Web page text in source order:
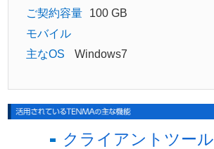
ご契約容量
100 GB
モバイル
主なOS
Windows7
クライアントツール